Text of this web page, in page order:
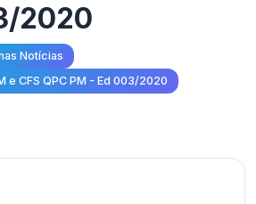
2020
Notícias
e CFS QPC PM - Ed 003/2020